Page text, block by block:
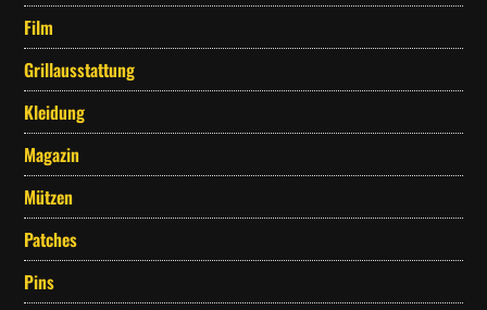
Film
Grillausstattung
Kleidung
Magazin
Mützen
Patches
Pins